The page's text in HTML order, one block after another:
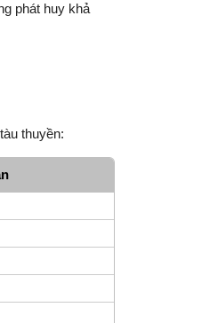
phát huy khả
thuyền: